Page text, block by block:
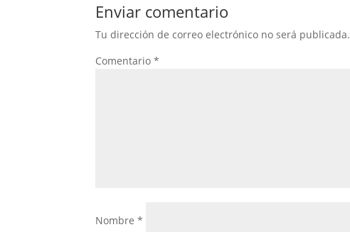
Enviar comentario
Tu dirección de correo electrónico no será publicada.
Comentario*
Nombre*